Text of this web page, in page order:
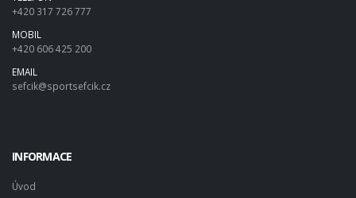
+420 317 726 777
MOBIL
+420 606 425 200
EMAIL
sefcik@sportsefcik.cz
INFORMACE
Úvod